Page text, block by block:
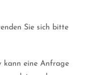
Sie sich bitte
kann eine Anfrage